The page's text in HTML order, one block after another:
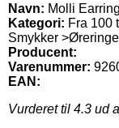
Navn: Molli
Kategori: Fra 100
Smykker >Øreringe
Producent:
Varenummer:
EAN:
Vurderet til 4.3 ud